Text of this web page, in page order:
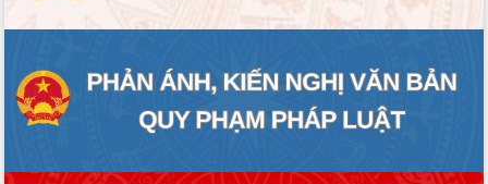
Xây dựng nền hành chính số đồng
Giai đoạn 2026-2030, Đắk Lắk phấn
đấu có 77% xã đạt chuẩn nông thôn
mới
nghiệp Đắk Lắk tăng trưởng bứt phá